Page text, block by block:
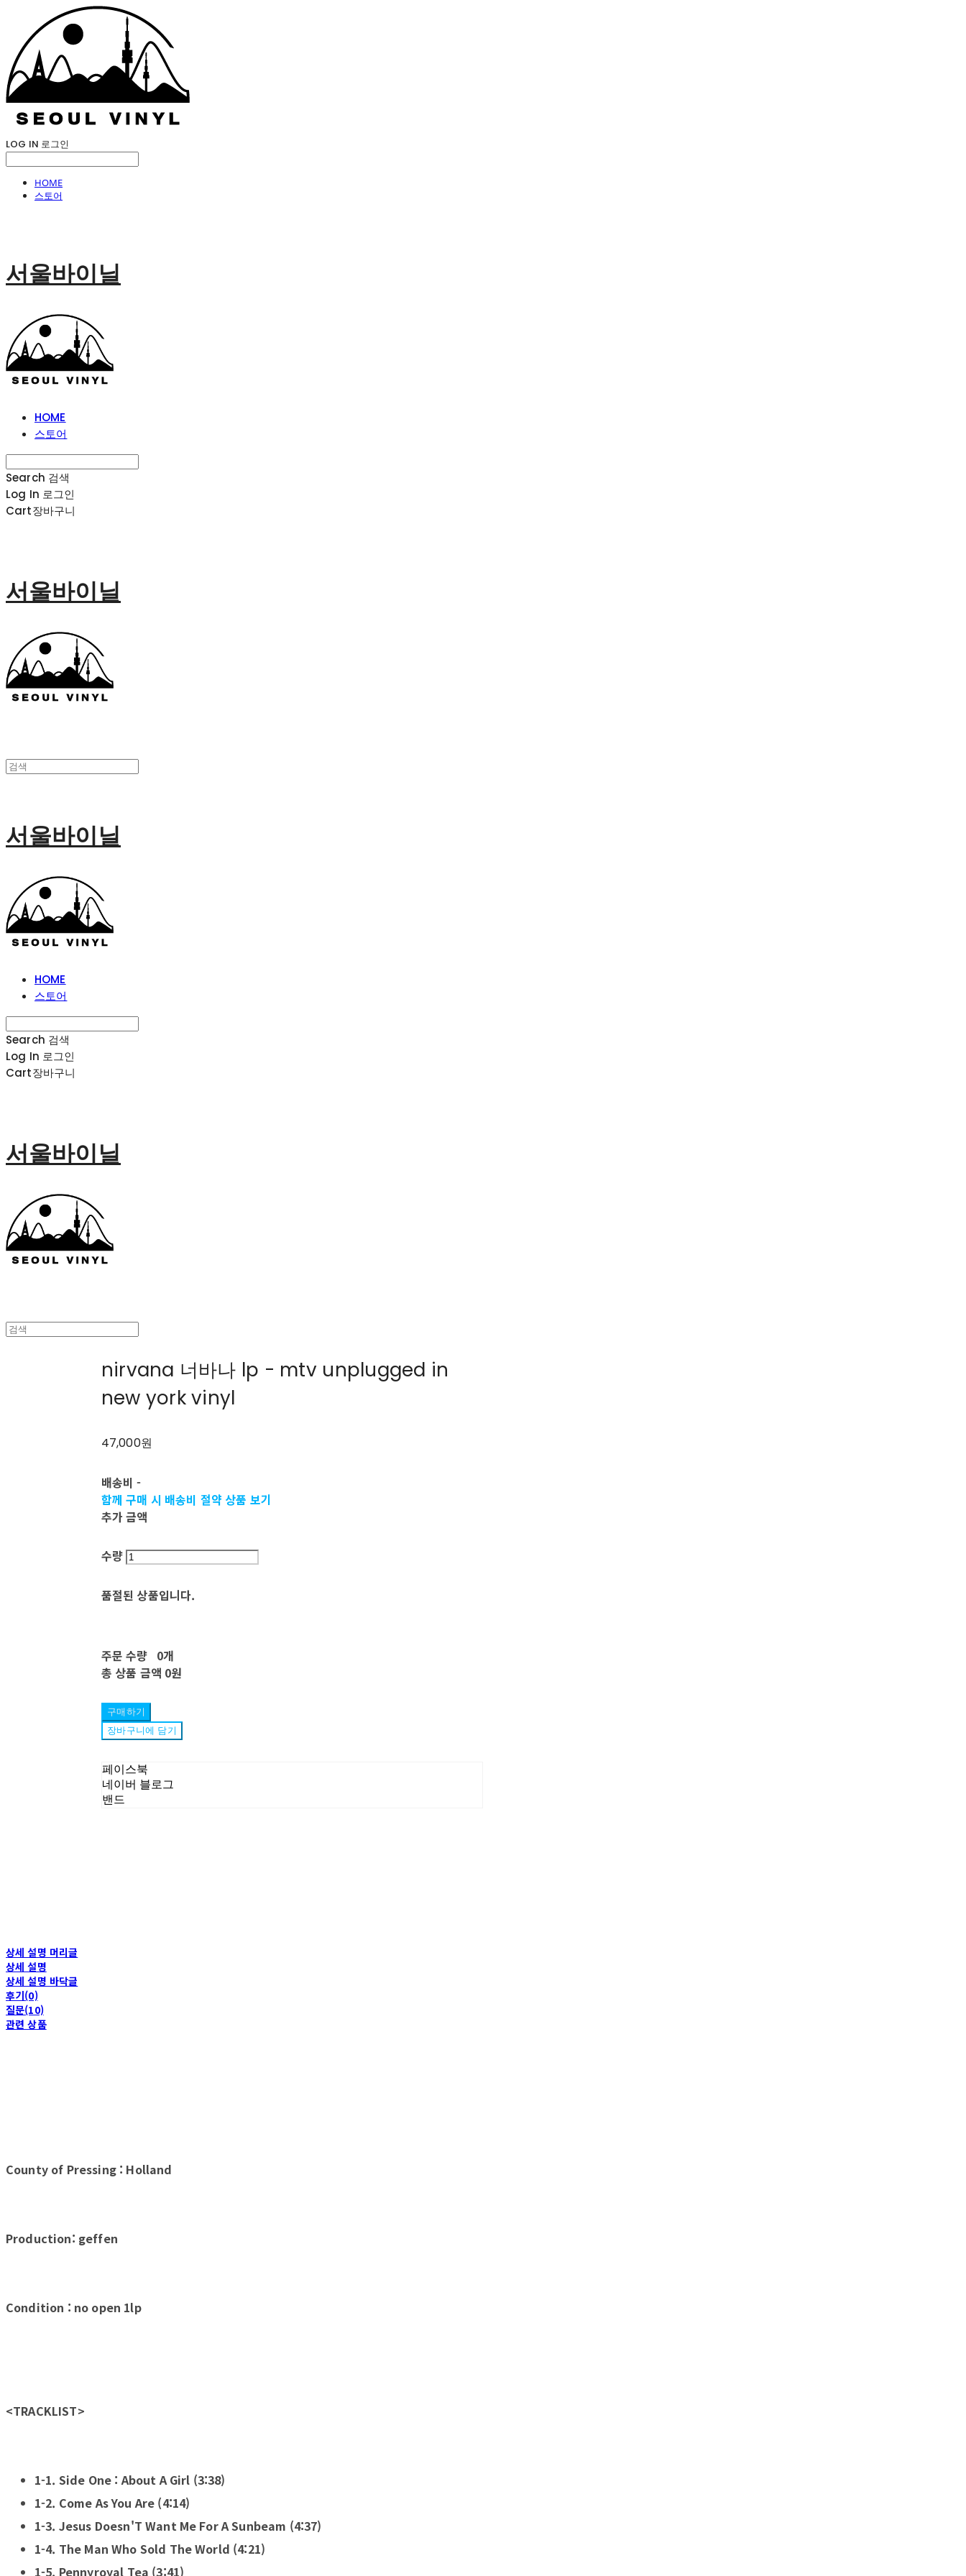
LOG IN 로그인
HOME
스토어
서울바이닐
HOME
스토어
Search 검색
Log In 로그인
Cart장바구니
서울바이닐
서울바이닐
HOME
스토어
Search 검색
Log In 로그인
Cart장바구니
서울바이닐
nirvana 너바나 lp - mtv unplugged in
new york vinyl
47,000원
배송비-
함께 구매 시 배송비 절약 상품 보기
추가 금액
수량
품절된 상품입니다.
주문 수량 0개
총 상품 금액 0원
구매하기
장바구니에 담기
페이스북
네이버 블로그
밴드
상세 설명 머리글
상세 설명
상세 설명 바닥글
후기(0)
질문(10)
관련 상품
County of Pressing : Holland
Production: geffen
Condition : no open 1lp
<TRACKLIST>
1-1. Side One : About A Girl (3:38)
1-2. Come As You Are (4:14)
1-3. Jesus Doesn'T Want Me For A Sunbeam (4:37)
1-4. The Man Who Sold The World (4:21)
1-5. Pennyroyal Tea (3:41)